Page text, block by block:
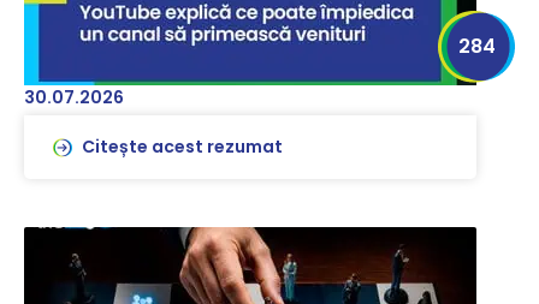
30.07.2026
284
Citește acest rezumat